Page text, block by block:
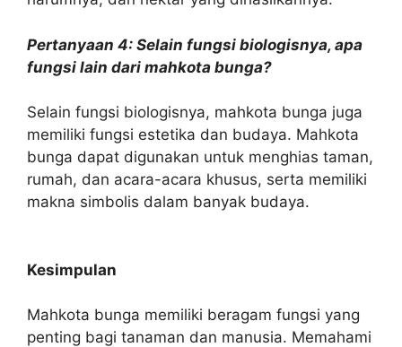
Pertanyaan 4: Selain fungsi biologisnya, apa
fungsi lain dari mahkota bunga?
Selain fungsi biologisnya, mahkota bunga juga
memiliki fungsi estetika dan budaya. Mahkota
bunga dapat digunakan untuk menghias taman,
rumah, dan acara-acara khusus, serta memiliki
makna simbolis dalam banyak budaya.
Kesimpulan
Mahkota bunga memiliki beragam fungsi yang
penting bagi tanaman dan manusia. Memahami